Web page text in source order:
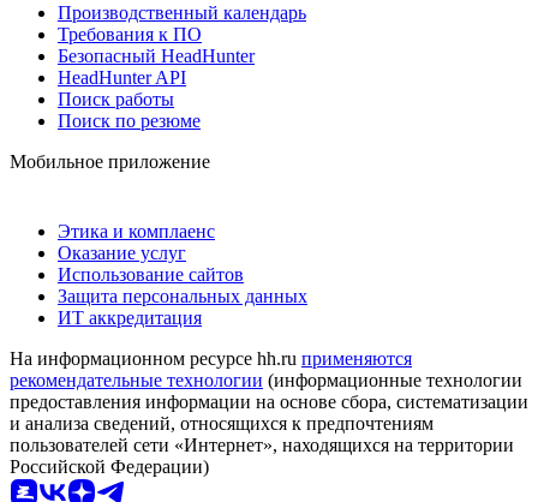
Производственный календарь
Требования к ПО
Безопасный HeadHunter
HeadHunter API
Поиск работы
Поиск по резюме
Мобильное приложение
Этика и комплаенс
Оказание услуг
Использование сайтов
Защита персональных данных
ИТ аккредитация
На информационном ресурсе hh.ru применяются
рекомендательные технологии (информационные технологии
предоставления информации на основе сбора, систематизации
и анализа сведений, относящихся к предпочтениям
пользователей сети «Интернет», находящихся на территории
Российской Федерации)